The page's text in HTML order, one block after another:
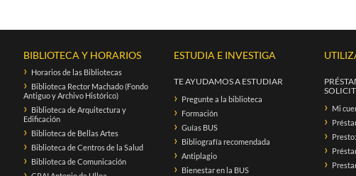
BIBLIOTECA Y HORARIOS
Horarios de las Bibliotecas
Biblioteca Rector Machado (Fondo
Antiguo y Archivo Histórico)
Biblioteca de Arquitectura y
Edificación
Biblioteca de Bellas Artes
Biblioteca de Centros de la Salud
Biblioteca de Comunicación
ESTUDIA E INVESTIGA
TE AYUDAMOS A ESTUDIAR
Pregunte a la biblioteca
Formación
Guías BUS
Bibliografía recomendada
Antiplagio
Bienestar en la BUS
Mi